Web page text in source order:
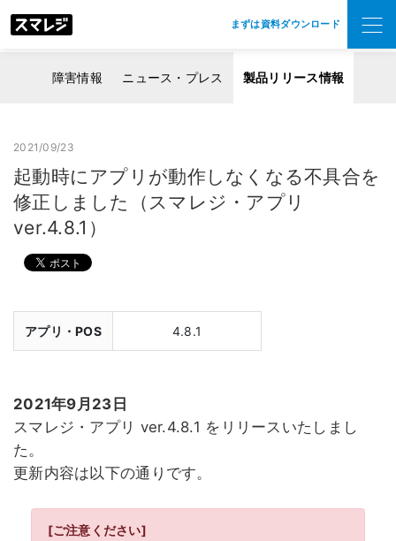
まずは資料ダウンロード
障害情報 ニュース・プレス 製品リリース情報
2021/09/23
起動時にアプリが動作しなくなる不具合を
修正しました（スマレジ・アプリ
ver.4.8.1）
アプリ・POS 4.8.1
2021年9月23日
スマレジ・アプリ ver.4.8.1 をリリースいたしまし
た。
更新内容は以下の通りです。
[ご注意ください]